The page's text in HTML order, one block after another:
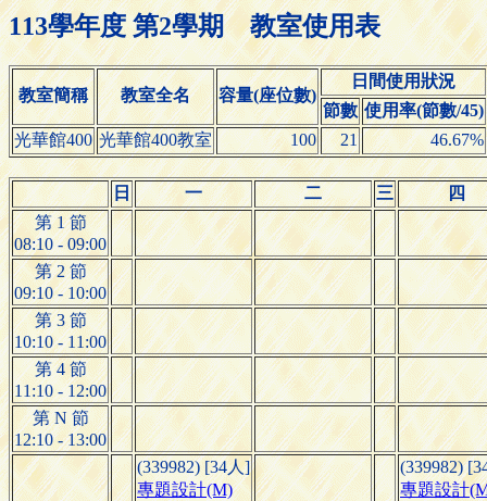
113學年度 第2學期 教室使用表
教室簡稱 教室全名 容量(座位數)
日間使用狀況
節數 使用率(節數/45)
光華館400 光華館400教室 100 21 46.67%
日 一 二 三
四
第 1 節
08:10 - 09:00
第 2 節
09:10 - 10:00
第 3 節
10:10 - 11:00
第 4 節
11:10 - 12:00
第 N 節
12:10 - 13:00
(339982) [34人]
專題設計(M)
(339982)
專題設計